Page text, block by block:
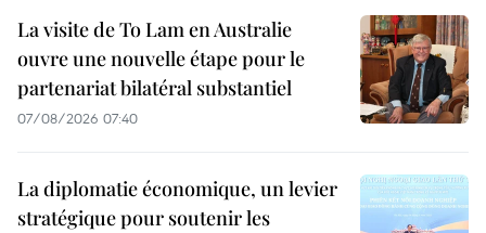
La visite de To Lam en Australie
ouvre une nouvelle étape pour le
partenariat bilatéral substantiel
07/08/2026 07:40
La diplomatie économique, un levier
stratégique pour soutenir les